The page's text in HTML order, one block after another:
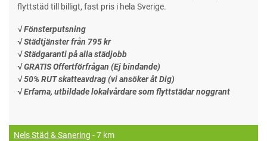
flyttstäd till billigt, fast pris i hela Sverige.
√ Fönsterputsning
√ Städtjänster från 795 kr
√ Städgaranti på alla städjobb
√ GRATIS Offertförfrågan (Ej bindande)
√ 50% RUT skatteavdrag (vi ansöker åt Dig)
√ Erfarna, utbildade lokalvårdare som flyttstädar noggrant
Nels Städ & Sanering - 7 km